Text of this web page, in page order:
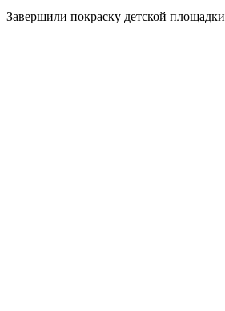
Завершили покраску детской площадки